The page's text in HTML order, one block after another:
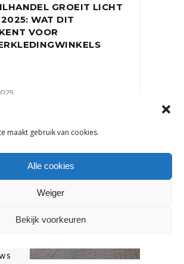
maakt gebruik van cookies.
Alle cookies
Weiger
Bekijk voorkeuren
GROEIT LICHT
2025: WAT DIT
VOOR